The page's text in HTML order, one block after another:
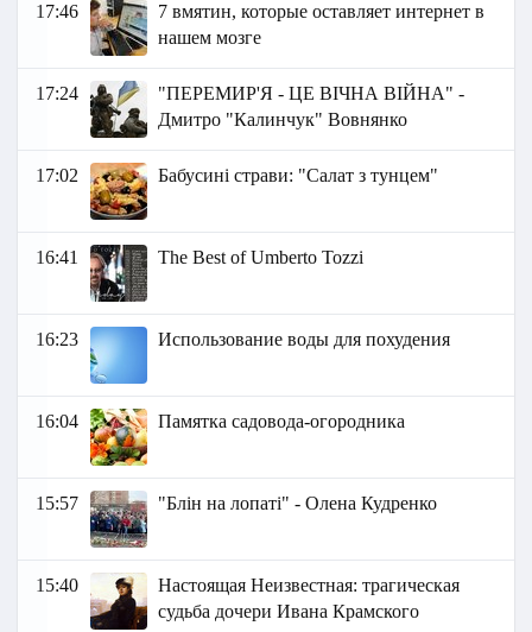
17:46
7 вмятин, которые оставляет интернет в
нашем мозге
17:24
"ПЕРЕМИР'Я - ЦЕ ВІЧНА ВІЙНА" -
Дмитро "Калинчук" Вовнянко
17:02 Бабусині страви: "Салат з тунцем"
16:41 The Best of Umberto Tozzi
16:23 Использование воды для похудения
16:04 Памятка садовода-огородника
15:57 "Блін на лопаті" - Олена Кудренко
15:40
Настоящая Неизвестная: трагическая
судьба дочери Ивана Крамского